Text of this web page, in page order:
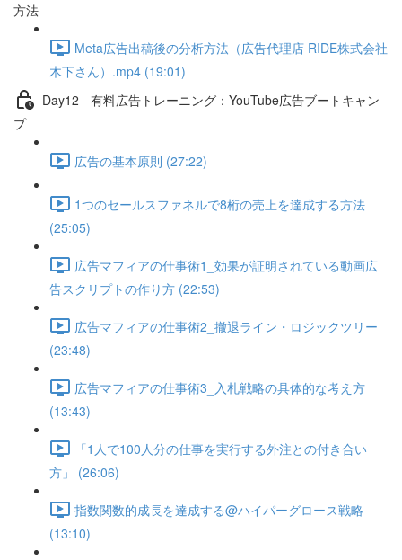
方法
Meta広告出稿後の分析方法（広告代理店 RIDE株式会社
木下さん）.mp4 (19:01)
Day12 - 有料広告トレーニング：YouTube広告ブートキャン
プ
広告の基本原則 (27:22)
1つのセールスファネルで8桁の売上を達成する方法
(25:05)
広告マフィアの仕事術1_効果が証明されている動画広
告スクリプトの作り方 (22:53)
広告マフィアの仕事術2_撤退ライン・ロジックツリー
(23:48)
広告マフィアの仕事術3_入札戦略の具体的な考え方
(13:43)
「1人で100人分の仕事を実行する外注との付き合い
方」 (26:06)
指数関数的成長を達成する@ハイパーグロース戦略
(13:10)